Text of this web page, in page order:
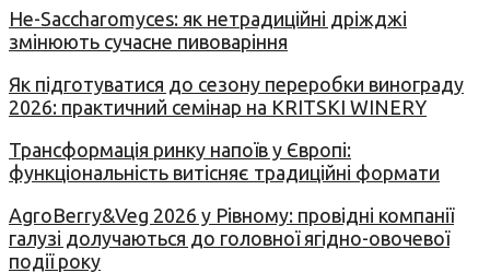
Не-Saccharomyces: як нетрадиційні дріжджі
змінюють сучасне пивоваріння
Як підготуватися до сезону переробки винограду
2026: практичний семінар на KRITSKI WINERY
Трансформація ринку напоїв у Європі:
функціональність витісняє традиційні формати
AgroBerry&Veg 2026 у Рівному: провідні компанії
галузі долучаються до головної ягідно-овочевої
події року